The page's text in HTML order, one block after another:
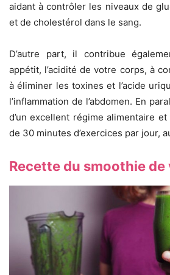
aidant à contrôler les niveaux de
et de cholestérol dans le sang.
D’autre part, il contribue
appétit, l’acidité de votre corps, à
à éliminer les toxines et l’acide
l’inflammation de l’abdomen. En
d’un excellent régime alimentaire
de 30 minutes d’exercices par jour,
Recette du smoothie de